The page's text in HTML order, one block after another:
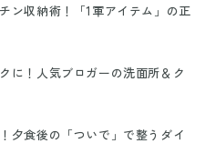
ン収納術！「1軍アイテム」の正
に！人気ブロガーの洗面所＆ク
夕食後の「ついで」で整うダイ